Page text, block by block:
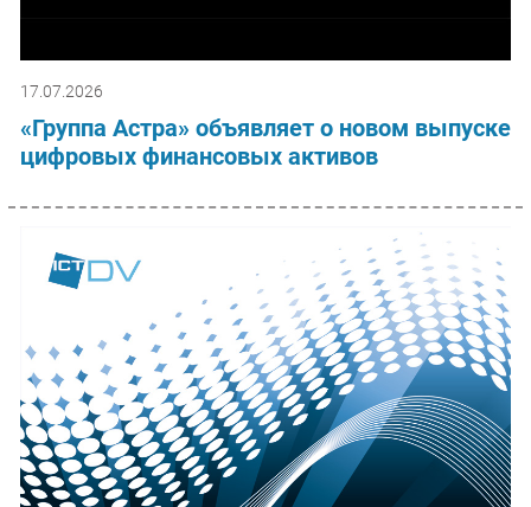
17.07.2026
«Группа Астра» объявляет о новом выпуске
цифровых финансовых активов